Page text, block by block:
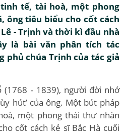
tế, tài hoà, một phong
ông tiêu biểu cho cốt cách
- Trịnh và thời kì đầu nhà
là bài văn phân tích tác
phủ chúa Trịnh của tác giả
- 1839), người đời nhớ
hút’ của ông. Một bút pháp
một phong thái thư nhàn
cốt cách kẻ sĩ Bắc Hà cuối